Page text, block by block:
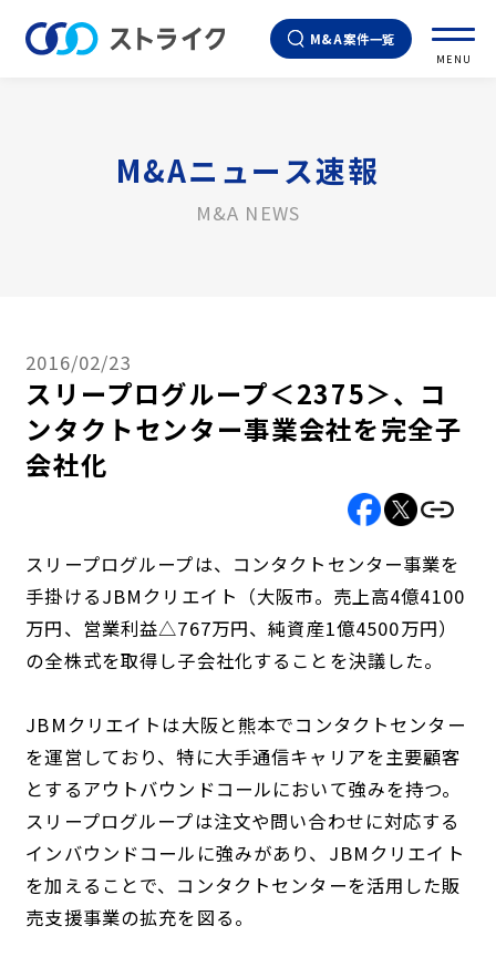
M&A案件一覧
MENU
M&Aニュース速報
M&A NEWS
2016/02/23
スリープログループ＜2375＞、コ
ンタクトセンター事業会社を完全子
会社化
スリープログループは、コンタクトセンター事業を
手掛けるJBMクリエイト（大阪市。売上高4億4100
万円、営業利益△767万円、純資産1億4500万円）
の全株式を取得し子会社化することを決議した。
JBMクリエイトは大阪と熊本でコンタクトセンター
を運営しており、特に大手通信キャリアを主要顧客
とするアウトバウンドコールにおいて強みを持つ。
スリープログループは注文や問い合わせに対応する
インバウンドコールに強みがあり、JBMクリエイト
を加えることで、コンタクトセンターを活用した販
売支援事業の拡充を図る。